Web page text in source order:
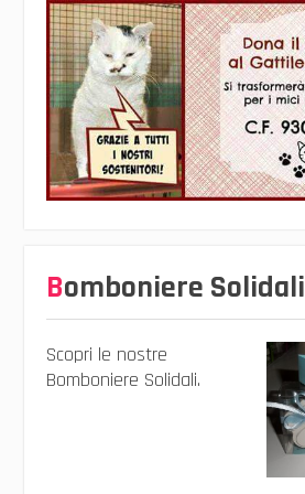
Bomboniere Solidali
Scopri le nostre
Bomboniere Solidali.